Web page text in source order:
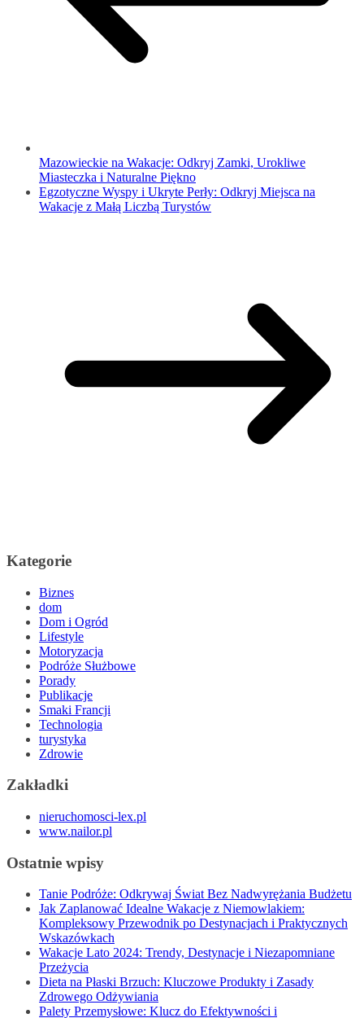
Mazowieckie na Wakacje: Odkryj Zamki, Urokliwe
Miasteczka i Naturalne Piękno
Egzotyczne Wyspy i Ukryte Perły: Odkryj Miejsca na
Wakacje z Małą Liczbą Turystów
Kategorie
Biznes
dom
Dom i Ogród
Lifestyle
Motoryzacja
Podróże Służbowe
Porady
Publikacje
Smaki Francji
Technologia
turystyka
Zdrowie
Zakładki
nieruchomosci-lex.pl
www.nailor.pl
Ostatnie wpisy
Tanie Podróże: Odkrywaj Świat Bez Nadwyrężania Budżetu
Jak Zaplanować Idealne Wakacje z Niemowlakiem:
Kompleksowy Przewodnik po Destynacjach i Praktycznych
Wskazówkach
Wakacje Lato 2024: Trendy, Destynacje i Niezapomniane
Przeżycia
Dieta na Płaski Brzuch: Kluczowe Produkty i Zasady
Zdrowego Odżywiania
Palety Przemysłowe: Klucz do Efektywności i